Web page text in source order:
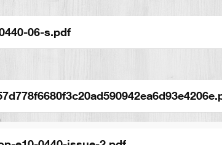
06-s.pdf